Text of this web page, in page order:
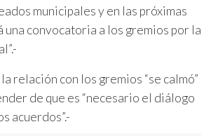
municipales y en las próximas
una convocatoria a los gremios por la
relación con los gremios “se calmó”
de que es “necesario el diálogo
acuerdos”.-